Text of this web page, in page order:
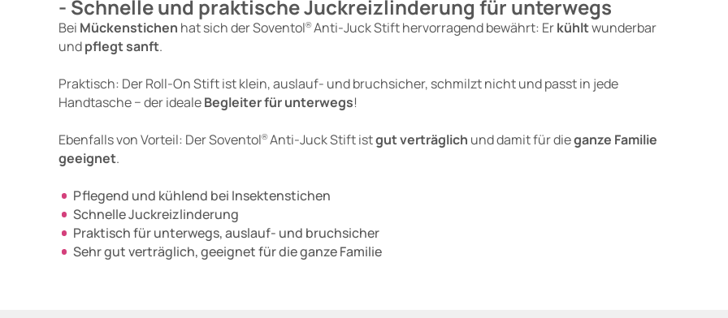
- Schnelle und praktische Juckreizlinderung für unterwegs
Bei Mückenstichen hat sich der Soventol®Anti-Juck Stift hervorragend bewährt: Erkühltwunderbar
undpflegt sanft.
Praktisch: Der Roll-On Stift ist klein, auslauf- und bruchsicher, schmilzt nicht und passt in jede
Handtasche − der idealeBegleiter für unterwegs!
Ebenfalls von Vorteil: Der Soventol®Anti-Juck Stift istgut verträglich und damit für dieganze Familie
geeignet.
Pflegend und kühlend bei Insektenstichen
Schnelle Juckreizlinderung
Praktisch für unterwegs, auslauf- und bruchsicher
Sehr gut verträglich, geeignet für die ganze Familie